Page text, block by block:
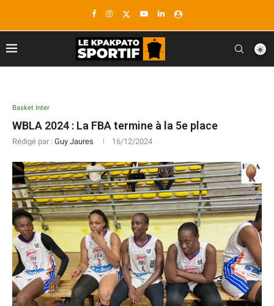
Basket Inter
WBLA 2024 : La FBA termine à la 5e place
Rédigé par : Guy Jaures 16/12/2024